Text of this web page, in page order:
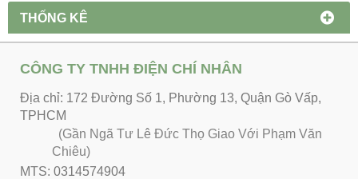
THỐNG KÊ
CÔNG TY TNHH ĐIỆN CHÍ NHÂN
Địa chỉ: 172 Đường Số 1, Phường 13, Quận Gò Vấp,
TPHCM
(Gần Ngã Tư Lê Đức Thọ Giao Với Phạm Văn
Chiêu)
MTS: 0314574904